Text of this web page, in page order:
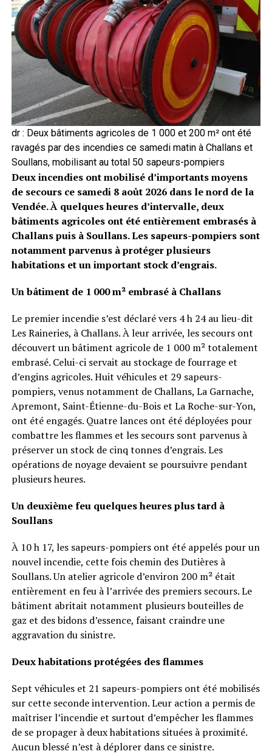
dr : Deux bâtiments agricoles de 1 000 et 200 m² ont été
ravagés par des incendies ce samedi matin à Challans et
Soullans, mobilisant au total 50 sapeurs-pompiers
Deux incendies ont mobilisé d’importants moyens
de secours ce samedi 8 août 2026 dans le nord de la
Vendée. À quelques heures d’intervalle, deux
bâtiments agricoles ont été entièrement embrasés à
Challans puis à Soullans. Les sapeurs-pompiers sont
notamment parvenus à protéger plusieurs
habitations et un important stock d’engrais.
Un bâtiment de 1 000 m² embrasé à Challans
Le premier incendie s’est déclaré vers 4 h 24 au lieu-dit
Les Raineries, à Challans. À leur arrivée, les secours ont
découvert un bâtiment agricole de 1 000 m² totalement
embrasé. Celui-ci servait au stockage de fourrage et
d’engins agricoles. Huit véhicules et 29 sapeurs-
pompiers, venus notamment de Challans, La Garnache,
Apremont, Saint-Étienne-du-Bois et La Roche-sur-Yon,
ont été engagés. Quatre lances ont été déployées pour
combattre les flammes et les secours sont parvenus à
préserver un stock de cinq tonnes d’engrais. Les
opérations de noyage devaient se poursuivre pendant
plusieurs heures.
Un deuxième feu quelques heures plus tard à
Soullans
À 10 h 17, les sapeurs-pompiers ont été appelés pour un
nouvel incendie, cette fois chemin des Dutières à
Soullans. Un atelier agricole d’environ 200 m² était
entièrement en feu à l’arrivée des premiers secours. Le
bâtiment abritait notamment plusieurs bouteilles de
gaz et des bidons d’essence, faisant craindre une
aggravation du sinistre.
Deux habitations protégées des flammes
Sept véhicules et 21 sapeurs-pompiers ont été mobilisés
sur cette seconde intervention. Leur action a permis de
maîtriser l’incendie et surtout d’empêcher les flammes
de se propager à deux habitations situées à proximité.
Aucun blessé n’est à déplorer dans ce sinistre.